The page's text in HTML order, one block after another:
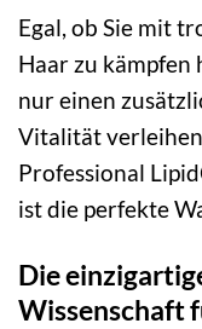
Egal, ob Sie mit
Haar zu kämpfen
nur einen
Vitalität
Professional
ist die perfekte
Die
Wissenschaft